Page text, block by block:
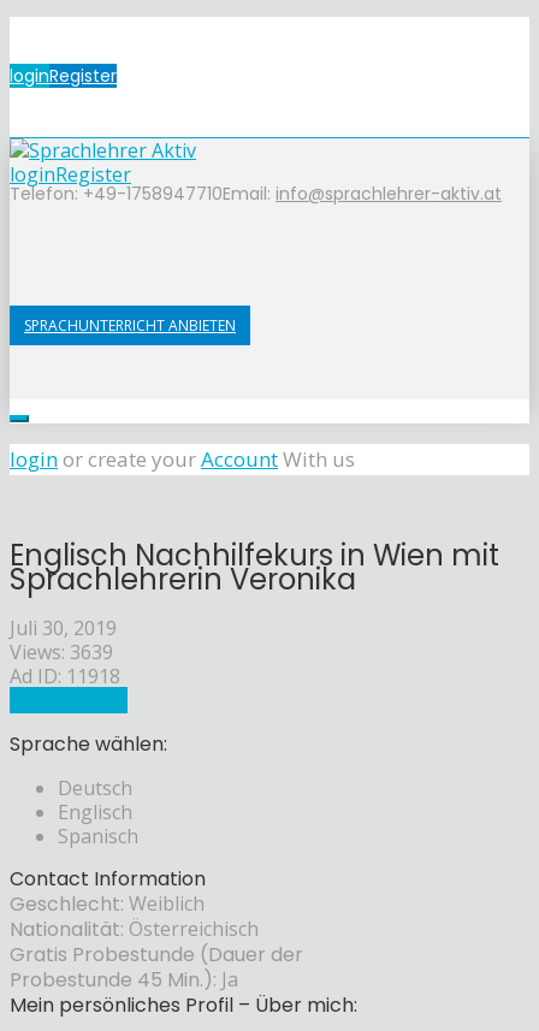
loginRegister
Telefon: +49-1758947710Email: info@sprachlehrer-aktiv.at
loginRegister
SPRACHUNTERRICHT ANBIETEN
loginor create yourAccountWith us
Englisch Nachhilfekurs in Wien mit
Sprachlehrerin Veronika
Juli 30, 2019
Views: 3639
Ad ID: 11918
Sprache wählen:
Deutsch
Englisch
Spanisch
Contact Information
Geschlecht: Weiblich
Nationalität: Österreichisch
Gratis Probestunde (Dauer der
Probestunde 45 Min.): Ja
Mein persönliches Profil – Über mich: